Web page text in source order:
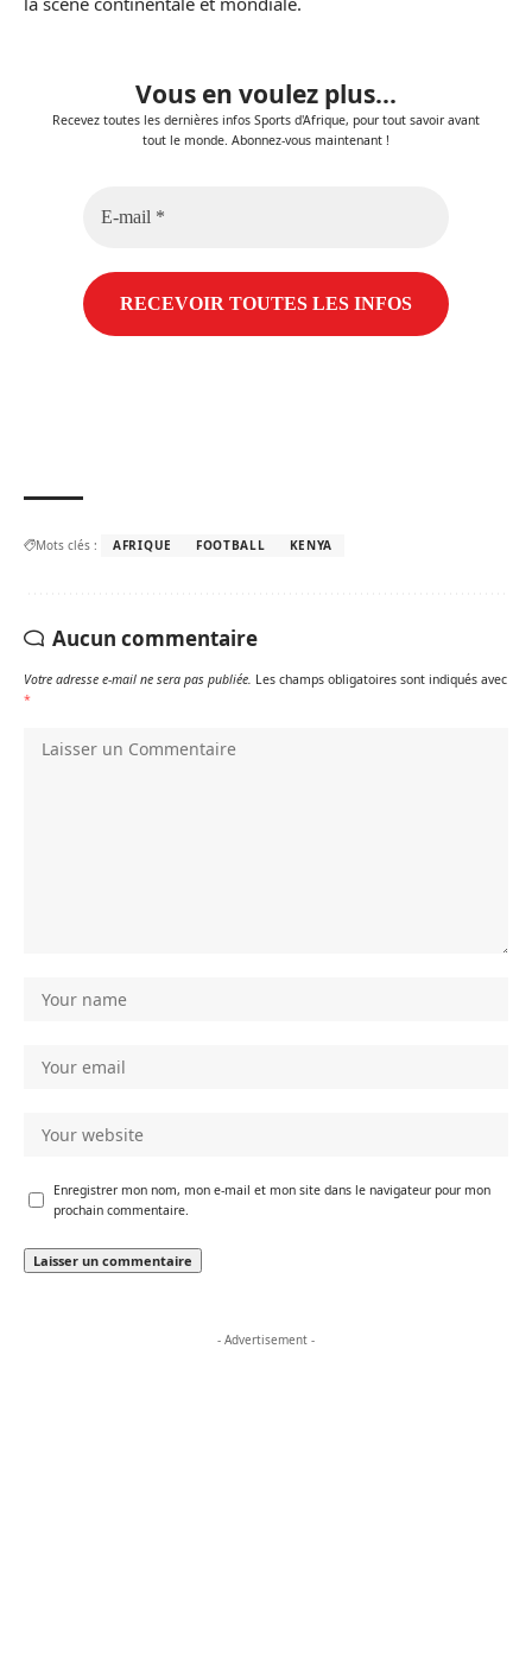
Vous en voulez plus...
Recevez toutes les dernières infos Sports d'Afrique, pour tout savoir avant
tout le monde. Abonnez-vous maintenant !
Mots clés : AFRIQUE FOOTBALL KENYA
Aucun commentaire
Votre adresse e-mail ne sera pas publiée. Les champs obligatoires sont indiqués avec
*
Enregistrer mon nom, mon e-mail et mon site dans le navigateur pour mon
prochain commentaire.
- Advertisement -